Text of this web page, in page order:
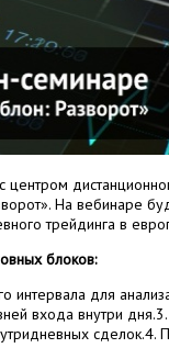
центром
На вебинаре
трейдинга в
блоков:
интервала для
входа внутри
сделок.4.